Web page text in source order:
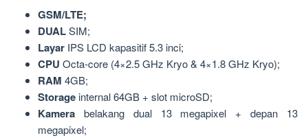
GSM/LTE;
DUALSIM;
Layar IPS LCD kapasitif 5.3 inci;
CPU Octa-core (4×2.5 GHz Kryo & 4×1.8 GHz Kryo);
RAM 4GB;
Storage internal 64GB + slot microSD;
Kamera belakang dual 13 megapixel + depan 13
megapixel;